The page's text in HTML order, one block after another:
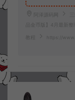
阿泽源码网
品金币版】4月最新
教程 https://